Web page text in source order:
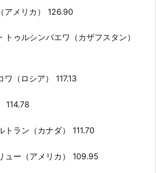
アメリカ） 126.90
トゥルシンバエワ（カザフスタン）
（ロシア） 117.13
114.78
トラン（カナダ） 111.70
ュー（アメリカ） 109.95